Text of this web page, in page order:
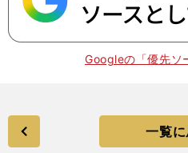
Googleの「優先ソ
一覧